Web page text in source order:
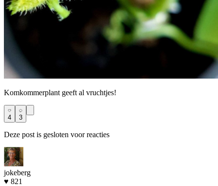
Komkommerplant geeft al vruchtjes!
4 3
Deze post is gesloten voor reacties
jokeberg
♥ 821